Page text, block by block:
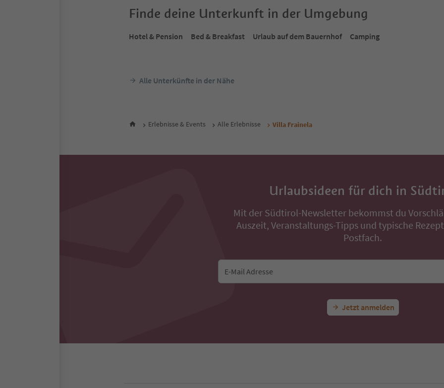
Finde deine Unterkunft in der Umgebung
Hotel & Pension Bed & Breakfast Urlaub auf dem Bauernhof Camping
Alle Unterkünfte in der Nähe
Erlebnisse & Events Alle Erlebnisse Villa Frainela
Urlaubsideen für dich in
Mit der Südtirol-Newsletter bekommst du
Auszeit, Veranstaltungs-Tipps und typische
Postfach.
E-Mail Adresse
Jetzt anmelden